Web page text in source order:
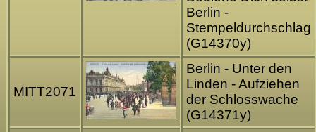
Berlin -
Stempeldurchschlag
(G14370y)
MITT2071
Berlin - Unter den
Linden - Aufziehen
der Schlosswache
(G14371y)